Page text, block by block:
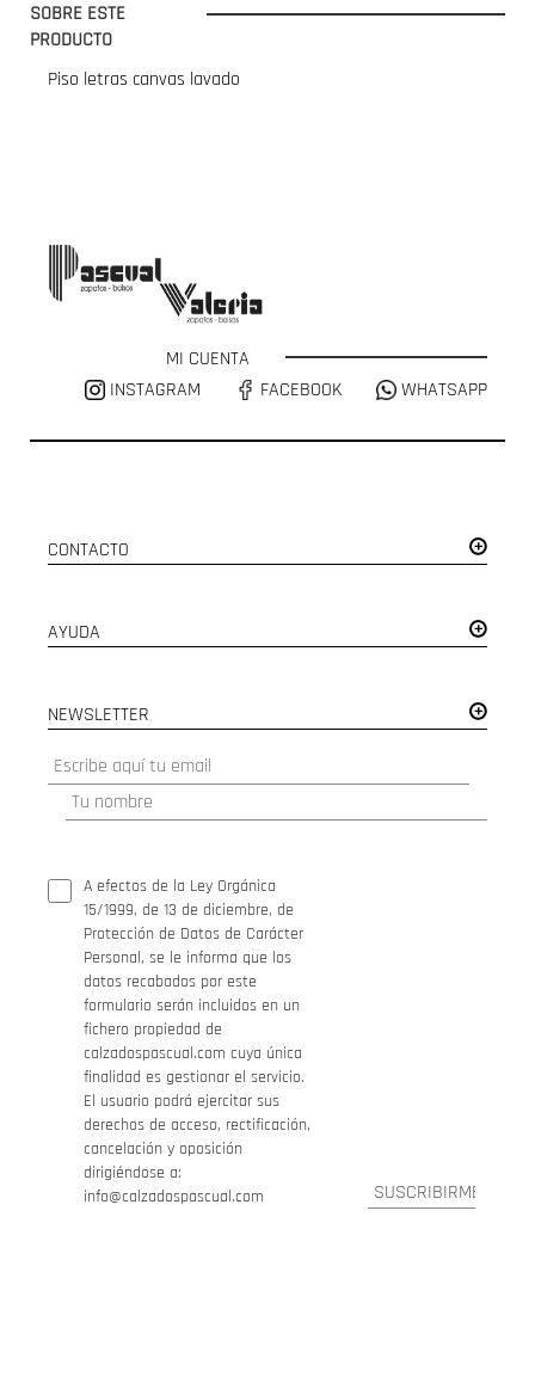
SOBRE ESTE
PRODUCTO
Piso letras canvas lavado
MI CUENTA
INSTAGRAM
FACEBOOK WHATSAPP
CONTACTO
AYUDA
NEWSLETTER
A efectos de la Ley Orgánica
15/1999, de 13 de diciembre, de
Protección de Datos de Carácter
Personal, se le informa que los
datos recabados por este
formulario serán incluidos en un
fichero propiedad de
calzadospascual.com cuya única
finalidad es gestionar el servicio.
El usuario podrá ejercitar sus
derechos de acceso, rectificación,
cancelación y oposición
dirigiéndose a:
info@calzadospascual.com